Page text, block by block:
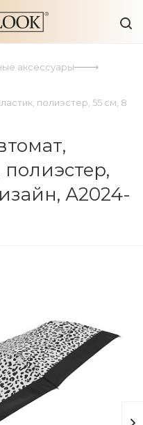
аксессуары
полиэстер, 55 см, 8
полиэстер,
А2024-